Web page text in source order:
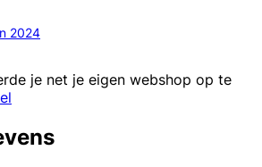
2024
je net je eigen webshop op te